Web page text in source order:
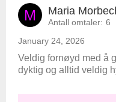
M Maria
Antall omtaler: 6
January 24, 2026
Veldig fornøyd med å
dyktig og alltid veldig